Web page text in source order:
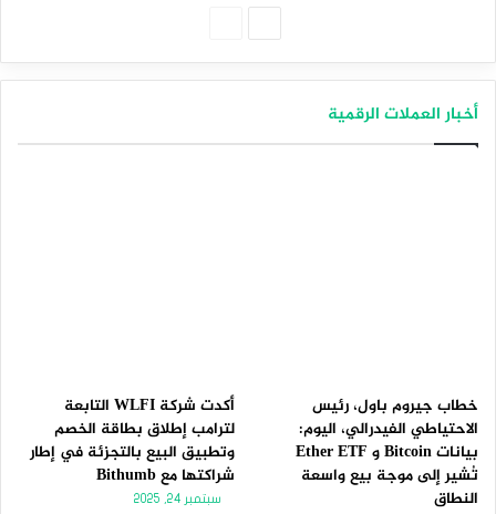
أخبار العملات الرقمية
خطاب جيروم باول، رئيس
الاحتياطي الفيدرالي، اليوم:
بيانات Bitcoin و Ether ETF
تُشير إلى موجة بيع واسعة
النطاق
أكدت شركة WLFI التابعة
لترامب إطلاق بطاقة الخصم
وتطبيق البيع بالتجزئة في إطار
شراكتها مع Bithumb
سبتمبر 24, 2025